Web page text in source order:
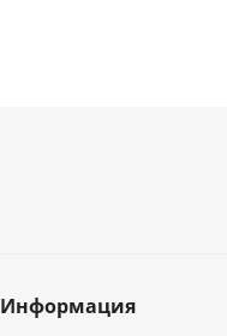
Информация